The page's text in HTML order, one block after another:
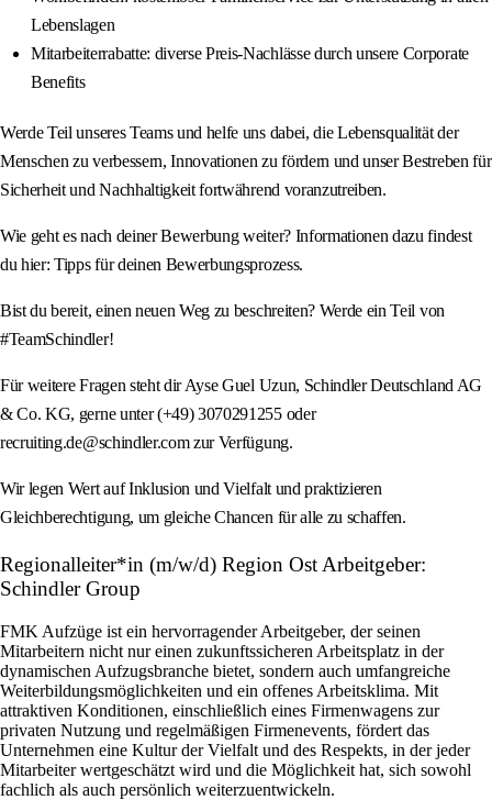
Lebenslagen
Mitarbeiterrabatte: diverse Preis-Nachlässe durch unsere Corporate
Benefits
Werde Teil unseres Teams und helfe uns dabei, die Lebensqualität der
Menschen zu verbessern, Innovationen zu fördern und unser Bestreben für
Sicherheit und Nachhaltigkeit fortwährend voranzutreiben.
Wie geht es nach deiner Bewerbung weiter? Informationen dazu findest
du hier: Tipps für deinen Bewerbungsprozess.
Bist du bereit, einen neuen Weg zu beschreiten? Werde ein Teil von
#TeamSchindler!
Für weitere Fragen steht dir Ayse Guel Uzun, Schindler Deutschland AG
& Co. KG, gerne unter (+49) 3070291255 oder
recruiting.de@schindler.com zur Verfügung.
Wir legen Wert auf Inklusion und Vielfalt und praktizieren
Gleichberechtigung, um gleiche Chancen für alle zu schaffen.
Regionalleiter*in (m/w/d) Region Ost Arbeitgeber:
Schindler Group
FMK Aufzüge ist ein hervorragender Arbeitgeber, der seinen
Mitarbeitern nicht nur einen zukunftssicheren Arbeitsplatz in der
dynamischen Aufzugsbranche bietet, sondern auch umfangreiche
Weiterbildungsmöglichkeiten und ein offenes Arbeitsklima. Mit
attraktiven Konditionen, einschließlich eines Firmenwagens zur
privaten Nutzung und regelmäßigen Firmenevents, fördert das
Unternehmen eine Kultur der Vielfalt und des Respekts, in der jeder
Mitarbeiter wertgeschätzt wird und die Möglichkeit hat, sich sowohl
fachlich als auch persönlich weiterzuentwickeln.